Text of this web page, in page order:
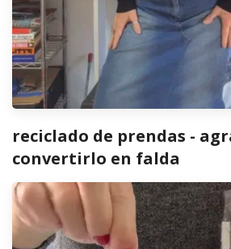
reciclado de prendas -
convertirlo en falda